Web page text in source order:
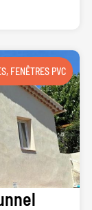
, FENÊTRES PVC